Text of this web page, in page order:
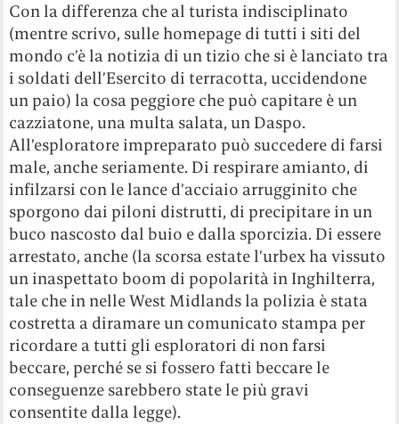
Con la differenza che al turista indisciplinato
(mentre scrivo, sulle homepage di tutti i siti del
mondo c’è la notizia di un tizio che si è lanciato tra
i soldati dell’Esercito di terracotta, uccidendone
un paio) la cosa peggiore che può capitare è un
cazziatone, una multa salata, un Daspo.
All’esploratore impreparato può succedere di farsi
male, anche seriamente. Di respirare amianto, di
infilzarsi con le lance d’acciaio arrugginito che
sporgono dai piloni distrutti, di precipitare in un
buco nascosto dal buio e dalla sporcizia. Di essere
arrestato, anche (la scorsa estate l’urbex ha vissuto
un inaspettato boom di popolarità in Inghilterra,
tale che in nelle West Midlands la polizia è stata
costretta a diramare un comunicato stampa per
ricordare a tutti gli esploratori di non farsi
beccare, perché se si fossero fatti beccare le
conseguenze sarebbero state le più gravi
consentite dalla legge).